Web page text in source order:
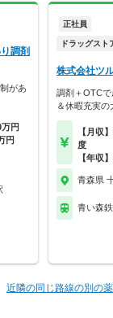
調剤
があ
円
円
正社員
ドラッグスト
株式会社ツ
調剤＋OTC
＆休暇充実
【月収
度
【年収
青森県
青い森
近隣の同じ路線の別の